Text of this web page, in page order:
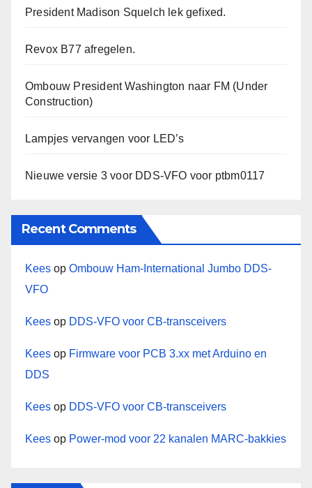
President Madison Squelch lek gefixed.
Revox B77 afregelen.
Ombouw President Washington naar FM (Under
Construction)
Lampjes vervangen voor LED’s
Nieuwe versie 3 voor DDS-VFO voor ptbm0117
Recent Comments
Kees op Ombouw Ham-International Jumbo DDS-
VFO
Kees op DDS-VFO voor CB-transceivers
Kees op Firmware voor PCB 3.xx met Arduino en
DDS
Kees op DDS-VFO voor CB-transceivers
Kees op Power-mod voor 22 kanalen MARC-bakkies